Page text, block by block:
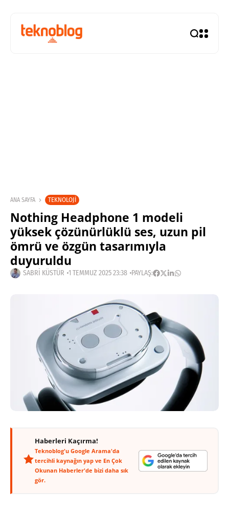
ANA SAYFA TEKNOLOJI
Nothing Headphone 1 modeli
yüksek çözünürlüklü ses, uzun pil
ömrü ve özgün tasarımıyla
duyuruldu
SABRI KÜSTÜR 1 TEMMUZ 2025 23:38 PAYLAŞ:
Haberleri Kaçırma!
Teknoblog'u Google Arama'da
tercihli kaynağın yap ve En Çok
Okunan Haberler'de bizi daha sık
gör.